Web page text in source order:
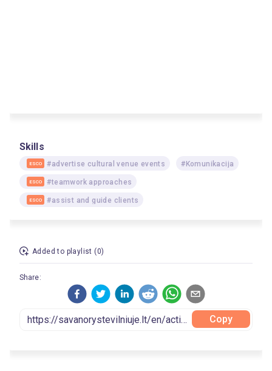
Skills
ESCO #advertise cultural venue events #Komunikacija
ESCO #teamwork approaches
ESCO #assist and guide clients
Added to playlist (0)
Share:
Copy